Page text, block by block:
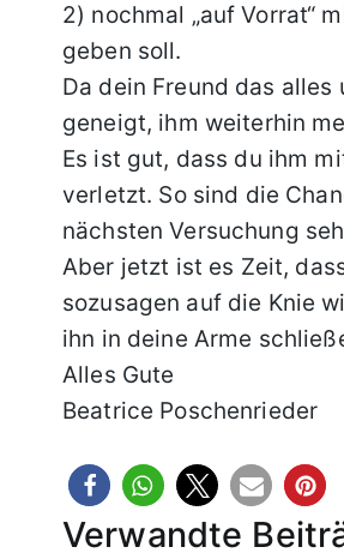
2) nochmal „auf Vorrat“
geben soll.
Da dein Freund das
geneigt, ihm weiterhin
Es ist gut, dass du ihm
verletzt. So sind die
nächsten Versuchung
Aber jetzt ist es Zeit,
sozusagen auf die Knie
ihn in deine Arme
Alles Gute
Beatrice Poschenrieder
Verwandte